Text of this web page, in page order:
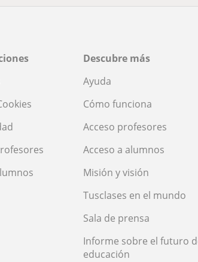
Descubre más
Ayuda
Cómo funciona
Acceso profesores
Acceso a alumnos
Misión y visión
Tusclases en el mundo
Sala de prensa
Informe sobre el futuro
educación